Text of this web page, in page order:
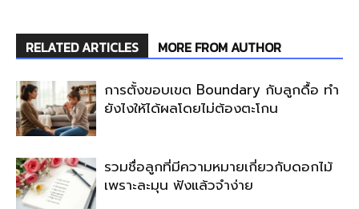
RELATED ARTICLES MORE FROM AUTHOR
การตั้งขอบเขต Boundary กับลูกดื้อ ทำ
ยังไงให้ได้ผลโดยไม่ต้องตะโกน
รวมชื่อลูกที่มีความหมายเกี่ยวกับดอกไม้
เพราะละมุน ฟังแล้วจำง่าย